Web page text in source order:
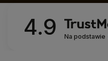
4.9 Na podstawie